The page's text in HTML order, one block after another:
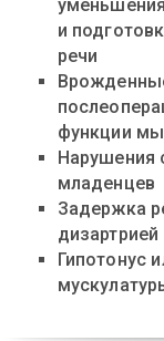
и
речи
функции
Нарушения
младенцев
Задержка
дизартрией
Гипотонус